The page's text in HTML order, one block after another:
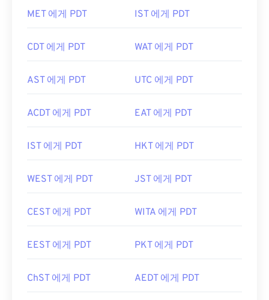
MET 에게 PDT IST 에게 PDT
CDT 에게 PDT WAT 에게 PDT
AST 에게 PDT UTC 에게 PDT
ACDT 에게 PDT EAT 에게 PDT
IST 에게 PDT HKT 에게 PDT
WEST 에게 PDT JST 에게 PDT
CEST 에게 PDT WITA 에게 PDT
EEST 에게 PDT PKT 에게 PDT
ChST 에게 PDT AEDT 에게 PDT